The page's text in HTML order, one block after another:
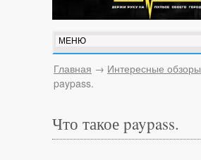
Главная → Интересные обзоры
paypass.
Что такое paypass.